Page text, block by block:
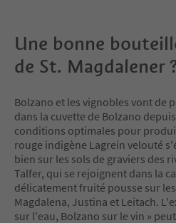
Une bonne
de St. Magdalener
Bolzano et les vignobles vont de
dans la cuvette de Bolzano
conditions optimales pour
rouge indigène Lagrein velouté
bien sur les sols de graviers des
Talfer, qui se rejoignent dans la
délicatement fruité pousse sur
Magdalena, Justina et Leitach.
sur l'eau, Bolzano sur le vin »